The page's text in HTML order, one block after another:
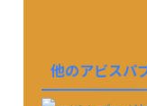
他のアビスパ